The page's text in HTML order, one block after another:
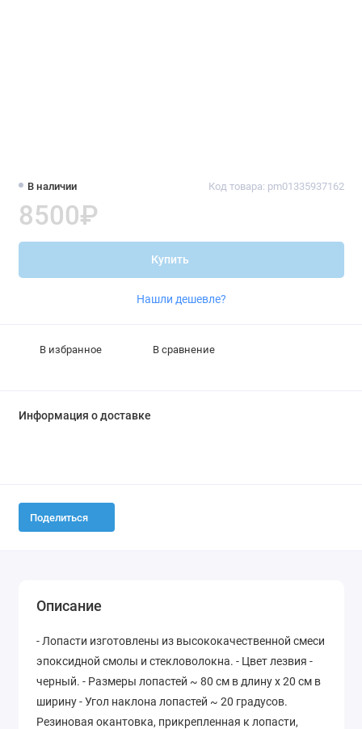
В наличии Код товара: pm01335937162
8500₽
Купить
Нашли дешевле?
В избранное В сравнение
Информация о доставке
Поделиться
Описание
- Лопасти изготовлены из высококачественной смеси
эпоксидной смолы и стекловолокна. - Цвет лезвия -
черный. - Размеры лопастей ~ 80 см в длину х 20 см в
ширину - Угол наклона лопастей ~ 20 градусов.
Резиновая окантовка, прикрепленная к лопасти,